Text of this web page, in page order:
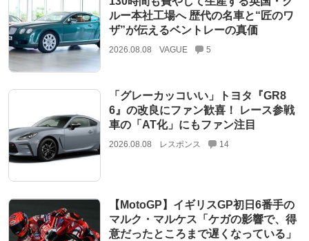
ルー本社工場へ 歴代の名車と“匠のワ
ザ”が伝えるベントレーの真価
2026.08.08 VAGUE 5
「グレーカッコいい」トヨタ『GR8
6』の改良にファン歓喜！ レース参戦
車の「AT化」にもファン注目
2026.08.08 レスポンス 14
【MotoGP】イギリスGP初日6番手の
マルク・マルケス「ケガの影響で、得
意だったところまで遅くなっている」